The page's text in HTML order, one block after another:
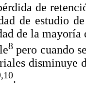
de
de estudio
de la mayoría
8 pero cuando
disminuye
.